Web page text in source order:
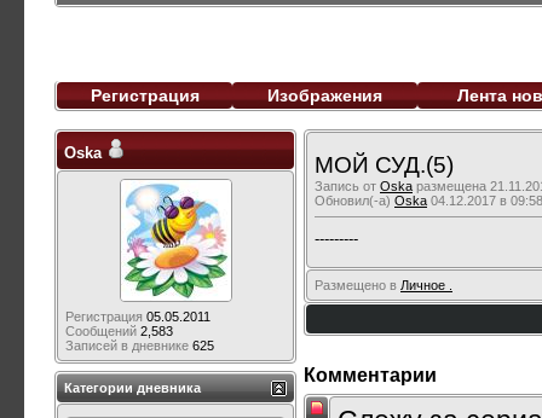
Регистрация Изображения Лента
МОЙ СУД.(5)
Запись от Oska размещена
Обновил(-а) Oska 04.12.2017 в 09:58
---------
Размещено в Личное .
Комментарии
Oska
Регистрация 05.05.2011
Сообщений 2,583
Записей в дневнике 625
Категории дневника